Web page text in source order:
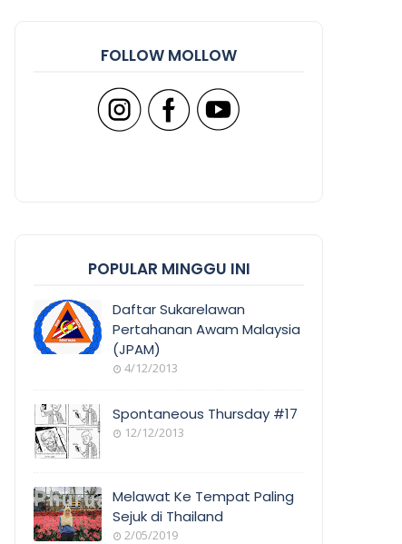
FOLLOW MOLLOW
POPULAR MINGGU INI
Daftar Sukarelawan
Pertahanan Awam Malaysia
(JPAM)
4/12/2013
Spontaneous Thursday #17
12/12/2013
Melawat Ke Tempat Paling
Sejuk di Thailand
2/05/2019